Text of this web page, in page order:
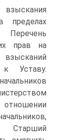
пределах
Перечень
прав на
к Уставу.
Старший